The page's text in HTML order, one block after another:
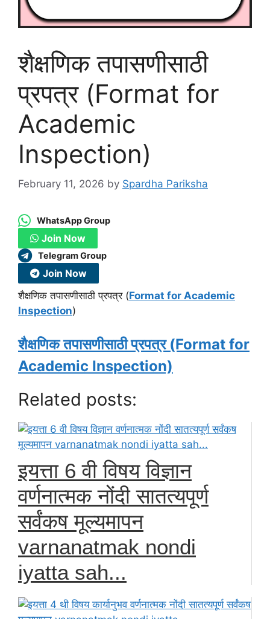
शैक्षणिक तपासणीसाठी
प्रपत्र (Format for
Academic
Inspection)
February 11, 2026 by Spardha Pariksha
WhatsApp Group
Join Now
Telegram Group
Join Now
शैक्षणिक तपासणीसाठी प्रपत्र (Format for Academic
Inspection)
शैक्षणिक तपासणीसाठी प्रपत्र (Format for
Academic Inspection)
Related posts:
इयत्ता 6 वी विषय विज्ञान
वर्णनात्मक नोंदी सातत्यपूर्ण
सर्वंकष मूल्यमापन
varnanatmak nondi
iyatta sah...